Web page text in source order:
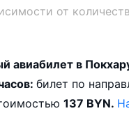
от
авиабилет в
билет по направлению Катманду — Покхара с вылетом
137 BYN.